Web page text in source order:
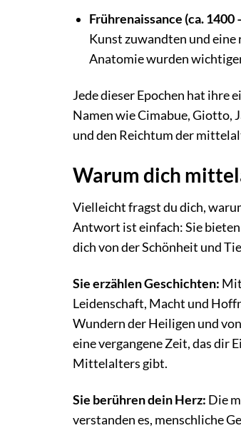
Frührenaissance (ca. 1400
Kunst zuwandten und
Anatomie wurden
Jede dieser Epochen hat ihre
Namen wie Cimabue, Giotto,
und den Reichtum der
Warum dich
Vielleicht fragst du dich,
Antwort ist einfach: Sie
dich von der Schönheit und
Sie erzählen Geschichten:
Leidenschaft, Macht und
Wundern der Heiligen und
eine vergangene Zeit, das dir
Mittelalters gibt.
Sie berühren dein Herz: Die
verstanden es, menschliche